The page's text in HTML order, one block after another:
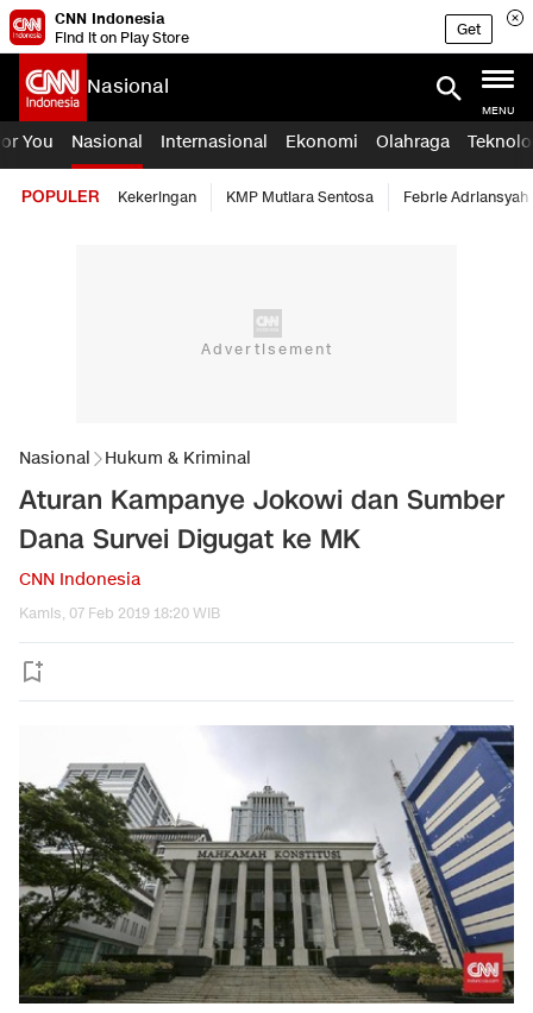
CNN Indonesia
Find it on Play Store
Get
Nasional
MENU
You Nasional Internasional Ekonomi Olahraga
POPULER Kekeringan KMP Mutiara Sentosa Febrie Adriansyah
Nasional Hukum & Kriminal
Aturan Kampanye Jokowi dan Sumber
Dana Survei Digugat ke MK
CNN Indonesia
Kamis, 07 Feb 2019 18:20 WIB